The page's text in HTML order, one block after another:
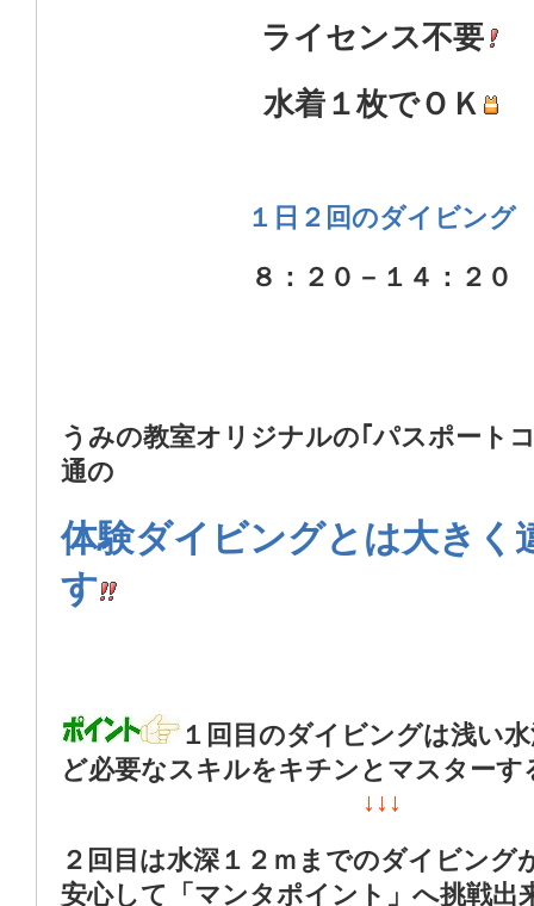
ライセンス不要
水着１枚でＯＫ
１日２回のダイビング
８：２０－１４：２０
うみの教室オリジナルの｢パスポート
通の
体験ダイビングとは大きく
す
１回目のダイビングは浅い
ど必要なスキルをキチンとマスターす
↓↓↓
２回目は水深１２ｍまでのダイビング
安心して「マンタポイント」へ挑戦出